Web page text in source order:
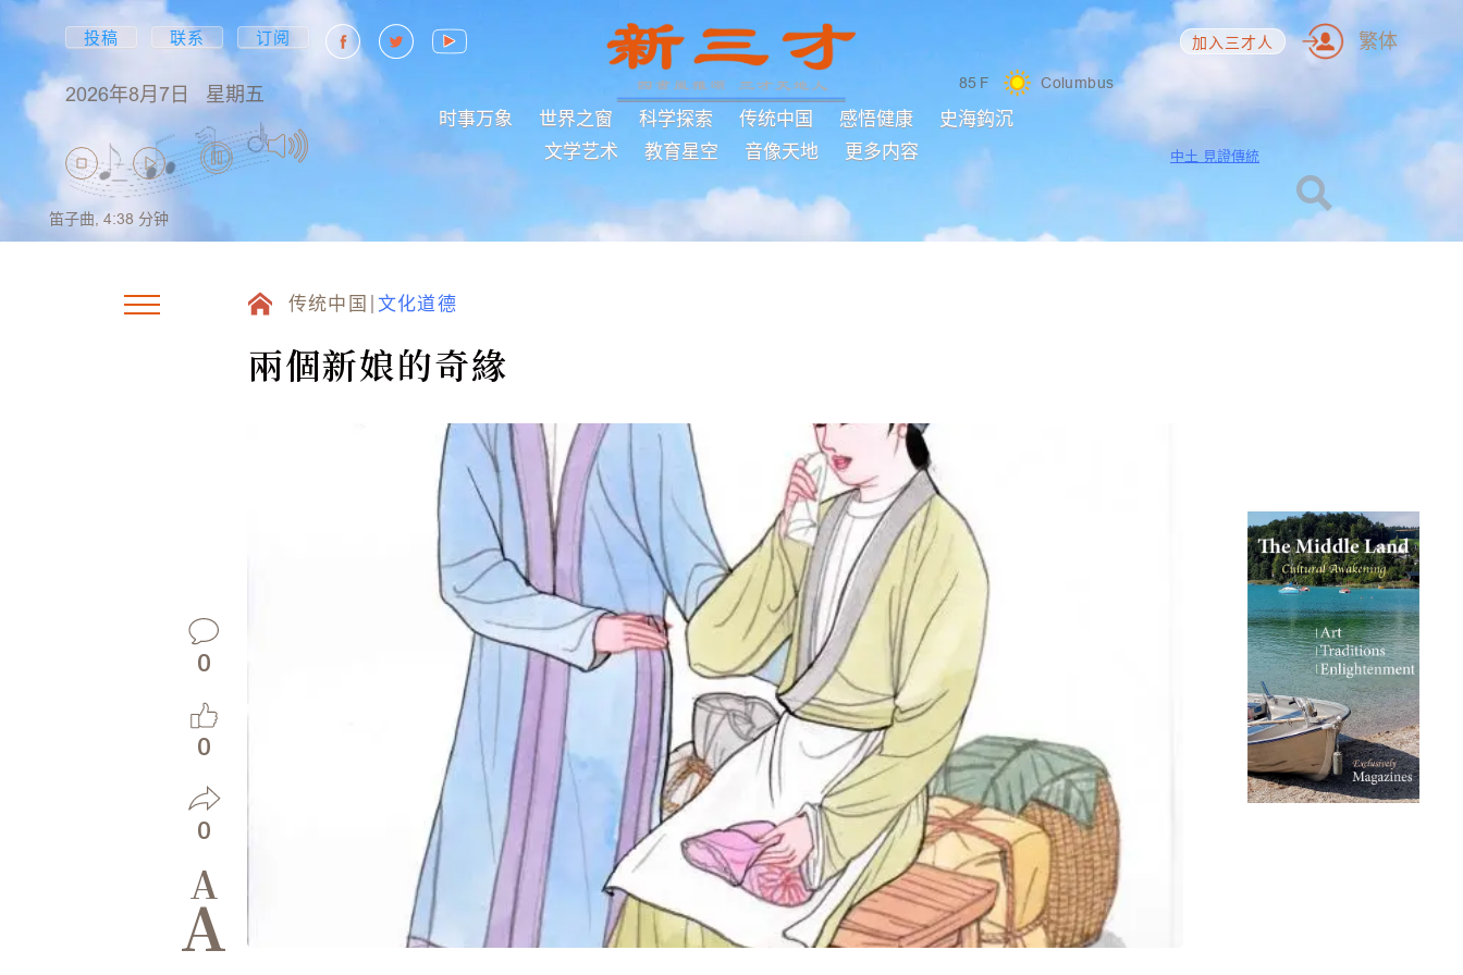
投稿 联系 订阅
2026年8月7日 星期五 85 F Columbus
时事万象 世界之窗 科学探索 传统中国 感悟健康
史海鈎沉
文学艺术
教育星空 音像天地 更多内容
加入三才人 繁体
中土 見證傳統
笛子曲, 4:38 分钟
传统中国 文化道德
兩個新娘的奇緣
0
0
0
A
A